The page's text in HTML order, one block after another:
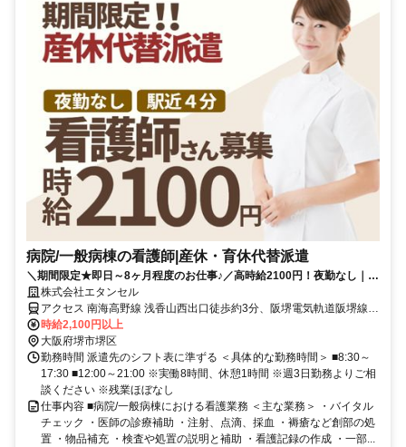
病院/一般病棟の看護師|産休・育休代替派遣
＼期間限定★即日～8ヶ月程度のお仕事♪／高時給2100円！夜勤なし｜週
3日～相談OK｜最寄駅より徒歩4分◎
株式会社エタンセル
アクセス 南海高野線 浅香山西出口徒歩約3分、阪堺電気軌道阪堺線
高須神社徒歩約7分、阪堺電気軌道阪堺線 綾ノ町出入口1徒歩約9分
【勤務地最寄駅】南海高野線「浅香山駅」徒歩4分/阪堺電軌阪堺線
「高須神社駅」徒歩10分/南海本線「七道駅」徒歩18分
時給2,100円以上
大阪府堺市堺区
勤務時間 派遣先のシフト表に準ずる ＜具体的な勤務時間＞ ■8:30～
17:30 ■12:00～21:00 ※実働8時間、休憩1時間 ※週3日勤務よりご相
談ください ※残業ほぼなし
仕事内容 ■病院/一般病棟における看護業務 ＜主な業務＞ ・バイタル
チェック ・医師の診療補助 ・注射、点滴、採血 ・褥瘡など創部の処
置 ・物品補充 ・検査や処置の説明と補助 ・看護記録の作成 ・一部...